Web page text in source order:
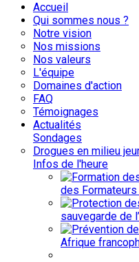
Accueil
Qui sommes nous ?
Notre vision
Nos missions
Nos valeurs
L'équipe
Domaines d'action
FAQ
Témoignages
Actualités
Sondages
Drogues en milieu
Infos de l'heure
des
sauvegarde de
Afrique